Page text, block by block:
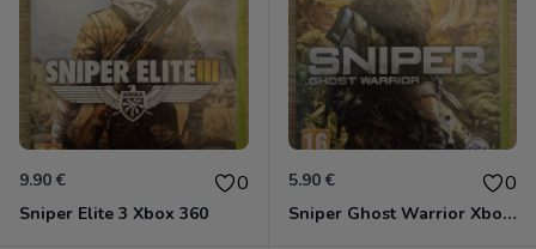
9.90 € 0
Sniper Elite 3 Xbox 360
5.90 € 0
Sniper Ghost Warrior Xbox 360